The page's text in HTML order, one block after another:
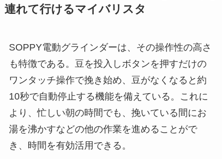
連れて行けるマイバリスタ
SOPPY電動グラインダーは、その操作性の高さ
も特徴である。豆を投入しボタンを押すだけの
ワンタッチ操作で挽き始め、豆がなくなると約
10秒で自動停止する機能を備えている。これに
より、忙しい朝の時間でも、挽いている間にお
湯を沸かすなどの他の作業を進めることがで
き、時間を有効活用できる。